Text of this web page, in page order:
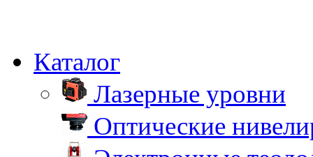
Каталог
Лазерные уровни
Оптические